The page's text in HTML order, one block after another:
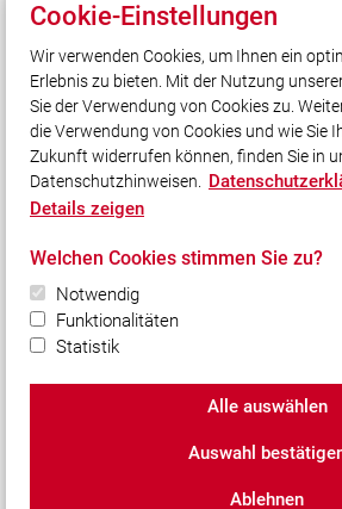
Quicklinks
Stadt Germering
Freiwillige Feuerwehr Germering
YouTube
Social Media
Bleiben Sie mit uns in Kontakt und
mit uns!
© 2026 Freiwillige Feuerwehr
Datenschutz|Cookie-
Cookie-Einstellungen
Wir verwenden Cookies, um Ihnen ein
Erlebnis zu bieten. Mit der Nutzung
Sie der Verwendung von Cookies zu.
die Verwendung von Cookies und wie Sie
Zukunft widerrufen können, finden Sie in
Datenschutzhinweisen.
Details zeigen
Welchen Cookies stimmen Sie zu?
Notwendig
Funktionalitäten
Statistik
Alle auswählen
Auswahl
Ablehnen